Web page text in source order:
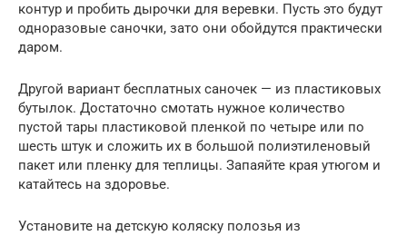
контур и пробить дырочки для веревки. Пусть это будут
одноразовые саночки, зато они обойдутся практически
даром.
Другой вариант бесплатных саночек — из пластиковых
бутылок. Достаточно смотать нужное количество
пустой тары пластиковой пленкой по четыре или по
шесть штук и сложить их в большой полиэтиленовый
пакет или пленку для теплицы. Запаяйте края утюгом и
катайтесь на здоровье.
Установите на детскую коляску полозья из